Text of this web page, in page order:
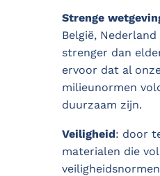
Strenge
België,
strenger dan
ervoor dat al
milieunormen
duurzaam zijn.
Veiligheid: door
materialen die